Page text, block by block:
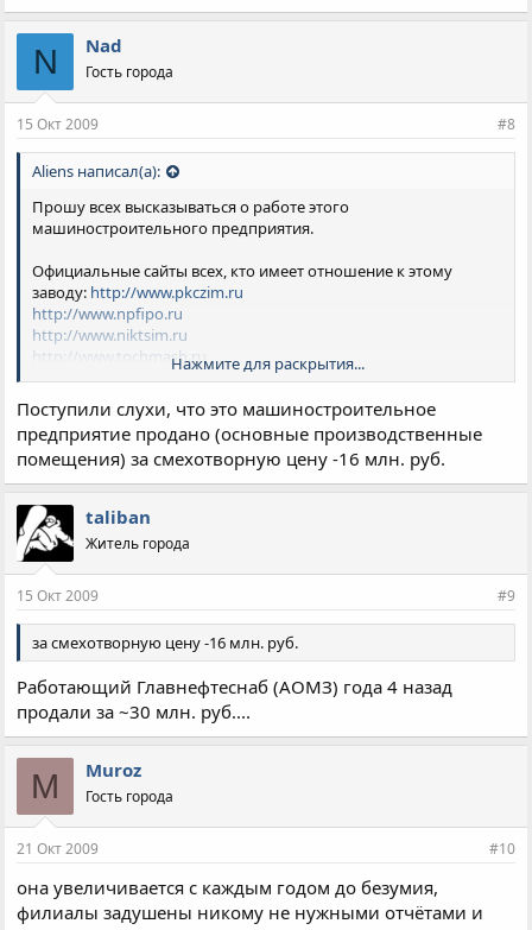
N Nad
Гость города
15 Окт 2009 #8
Aliens написал(а):
Прошу всех высказываться о работе этого
машиностроительного предприятия.
Официальные сайты всех, кто имеет отношение к этому
заводу: http://www.pkczim.ru
http://www.npfipo.ru
http://www.niktsim.ru
http://www.tochmash.ru
http://www.zaozipo.ru
Нажмите для раскрытия...
Поступили слухи, что это машиностроительное
предприятие продано (основные производственные
помещения) за смехотворную цену -16 млн. руб.
taliban
Житель города
15 Окт 2009 #9
за смехотворную цену -16 млн. руб.
Работающий Главнефтеснаб (АОМЗ) года 4 назад
продали за ~30 млн. руб....
M Muroz
Гость города
21 Окт 2009 #10
она увеличивается с каждым годом до безумия,
филиалы задушены никому не нужными отчётами и